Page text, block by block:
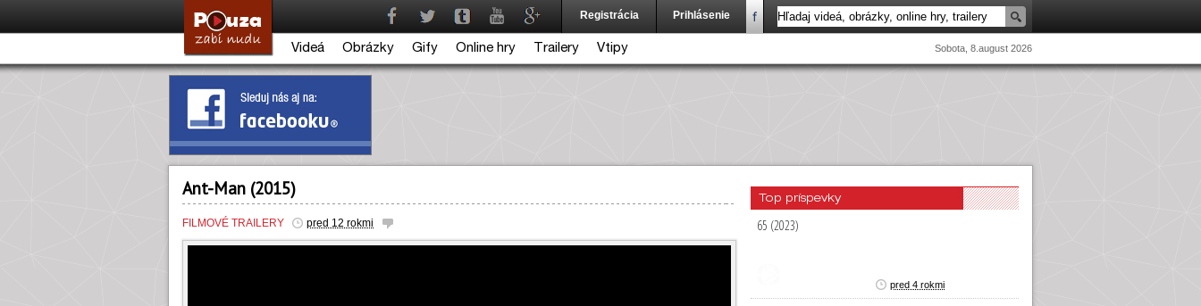
Registrácia Prihlásenie
Videá Obrázky Gify Online hry Trailery Vtipy Sobota, 8.august 2026
Ant-Man (2015)
FILMOVÉ TRAILERY pred 12 rokmi
Top príspevky
65 (2023)
pred 4 rokmi